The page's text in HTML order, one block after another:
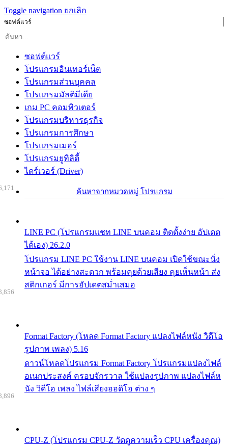
Toggle navigation ยกเลิก
ซอฟต์แวร์
ซอฟต์แวร์
โปรแกรมอินเทอร์เน็ต
โปรแกรมส่วนบุคคล
โปรแกรมมัลติมีเดีย
เกม PC คอมพิวเตอร์
โปรแกรมบริหารธุรกิจ
โปรแกรมการศึกษา
โปรแกรมเมอร์
โปรแกรมยูทิลิตี้
ไดร์เวอร์ (Driver)
ค้นหาจากหมวดหมู่ โปรแกรม
LINE PC (โปรแกรมแชท LINE บนคอม ติดตั้งง่าย อัปเดต
ได้เอง) 26.2.0
โปรแกรม LINE PC ใช้งาน LINE บนคอม เปิดใช้ขณะนั่ง
หน้าจอ ได้อย่างสะดวก พร้อมคุยด้วยเสียง คุยเห็นหน้า ส่ง
สติกเกอร์ มีการอัปเดตสม่ำเสมอ
Format Factory (โหลด Format Factory แปลงไฟล์หนัง วิดีโอ
รูปภาพ เพลง) 5.16
ดาวน์โหลดโปรแกรม Format Factory โปรแกรมแปลงไฟล์
อเนกประสงค์ ครอบจักรวาล ใช้แปลงรูปภาพ แปลงไฟล์ห
นัง วิดีโอ เพลง ไฟล์เสียงออดิโอ ต่าง ๆ
CPU-Z (โปรแกรม CPU-Z วัดดูความเร็ว CPU เครื่องคุณ)